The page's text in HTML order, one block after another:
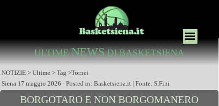
ULTIMENEWSDI BASKETSIENA
NOTIZIE > Ultime > Tag >Tornei
Siena 17 maggio 2026 - Posted in: Basketsiena.it | Fonte: S.Fini
BORGOTARO E NON BORGOMANERO